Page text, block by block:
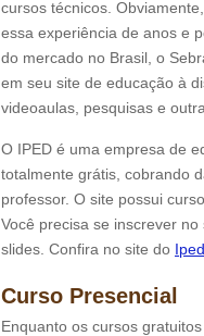
cursos técnicos.
essa experiência de anos e
do mercado no Brasil, o
em seu site de educação à
videoaulas, pesquisas e
O IPED é uma empresa de
totalmente grátis, cobrando
professor. O site possui
Você precisa se inscrever
slides. Confira no site do Iped
Curso Presencial
Enquanto os cursos